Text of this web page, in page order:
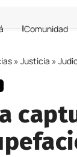
Comunidad
» Justicia »